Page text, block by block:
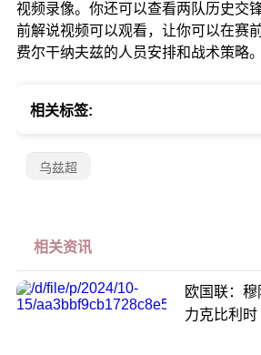
视频录像。你还可以查看两队历史交
前解说视频可以观看，让你可以在赛
费尔干纳夫兹的人员安排和战术策略。
相关标签:
乌兹超
相关资讯
欧国联：
力克比利时